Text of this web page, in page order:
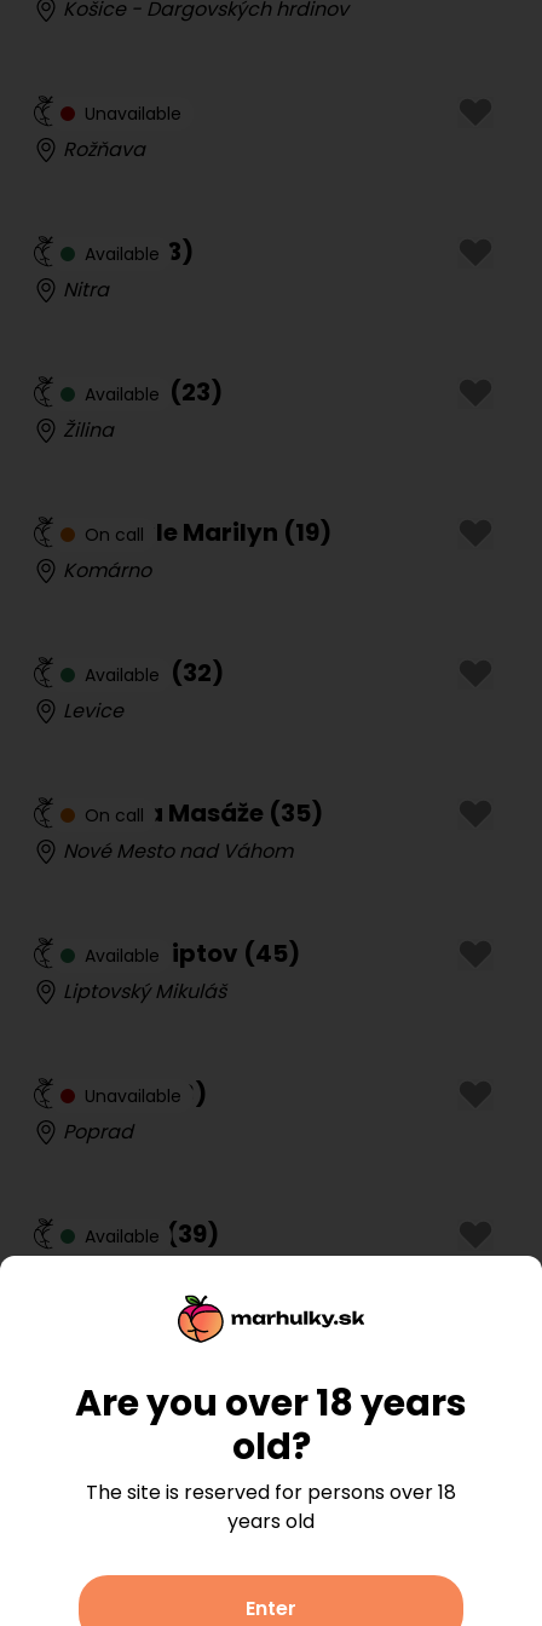
Košice - Dargovských hrdinov
Unavailable
Mia(40)
Rožňava
Available
Karin (23)
Nitra
Available
Anet Cz (23)
Žilina
On call
Shemale Marilyn (19)
Komárno
Available
Lucinka (32)
Levice
On call
Daniela Masáže (35)
Nové Mesto nad Váhom
Available
Tantra Liptov (45)
Liptovský Mikuláš
Unavailable
Simon(28)
Poprad
Available
Valéria (39)
Trnava
Thai Massage(25)
Are you over 18 years
old?
The site is reserved for persons over 18
years old
Enter